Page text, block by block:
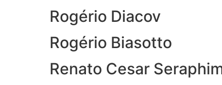
Rogério Diacov
Rogério Biasotto
Renato Cesar